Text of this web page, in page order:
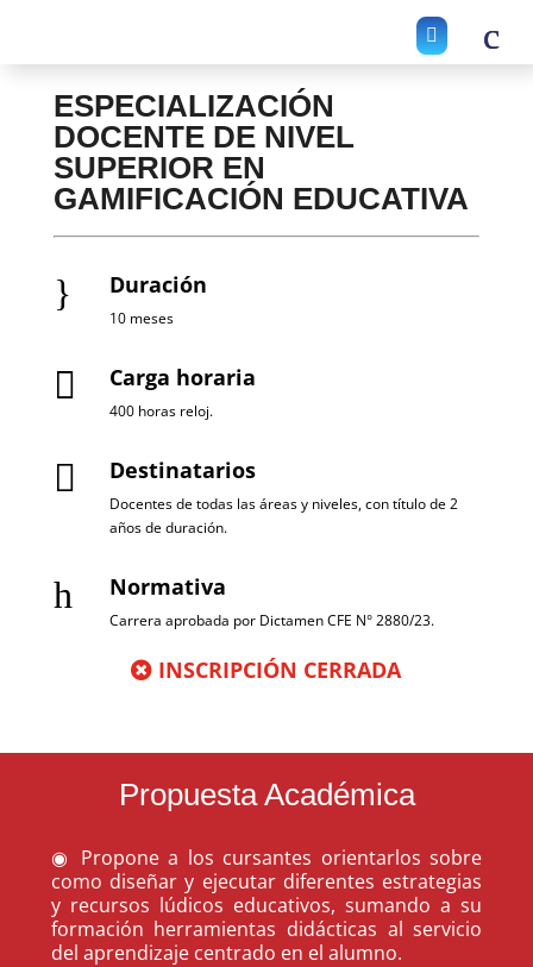

ESPECIALIZACIÓN
DOCENTE DE NIVEL
SUPERIOR EN
GAMIFICACIÓN EDUCATIVA
} Duración
10 meses
 Carga horaria
400 horas reloj.
 Destinatarios
Docentes de todas las áreas y niveles, con título de 2
años de duración.
h Normativa
Carrera aprobada por Dictamen CFE N° 2880/23.
INSCRIPCIÓN CERRADA
Propuesta Académica
◉ Propone a los cursantes orientarlos sobre
como diseñar y ejecutar diferentes estrategias
y recursos lúdicos educativos, sumando a su
formación herramientas didácticas al servicio
del aprendizaje centrado en el alumno.